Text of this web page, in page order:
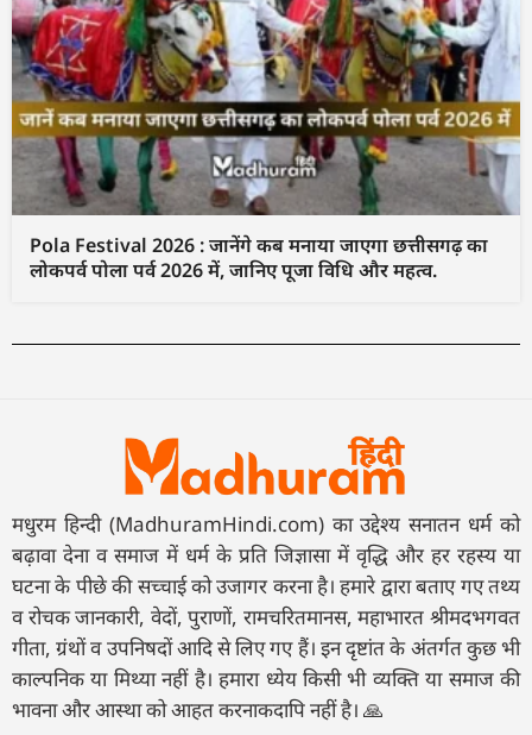
Pola Festival 2026 : जानेंगे कब मनाया जाएगा छत्तीसगढ़ का
लोकपर्व पोला पर्व 2026 में, जानिए पूजा विधि और महत्व.
मधुरम हिन्दी (MadhuramHindi.com) का उद्देश्य सनातन धर्म को
बढ़ावा देना व समाज में धर्म के प्रति जिज्ञासा में वृद्धि और हर रहस्य या
घटना के पीछे की सच्चाई को उजागर करना है। हमारे द्वारा बताए गए तथ्य
व रोचक जानकारी, वेदों, पुराणों, रामचरितमानस, महाभारत श्रीमदभगवत
गीता, ग्रंथों व उपनिषदों आदि से लिए गए हैं। इन दृष्टांत के अंतर्गत कुछ भी
काल्पनिक या मिथ्या नहीं है। हमारा ध्येय किसी भी व्यक्ति या समाज की
भावना और आस्था को आहत करनाकदापि नहीं है। 🙏